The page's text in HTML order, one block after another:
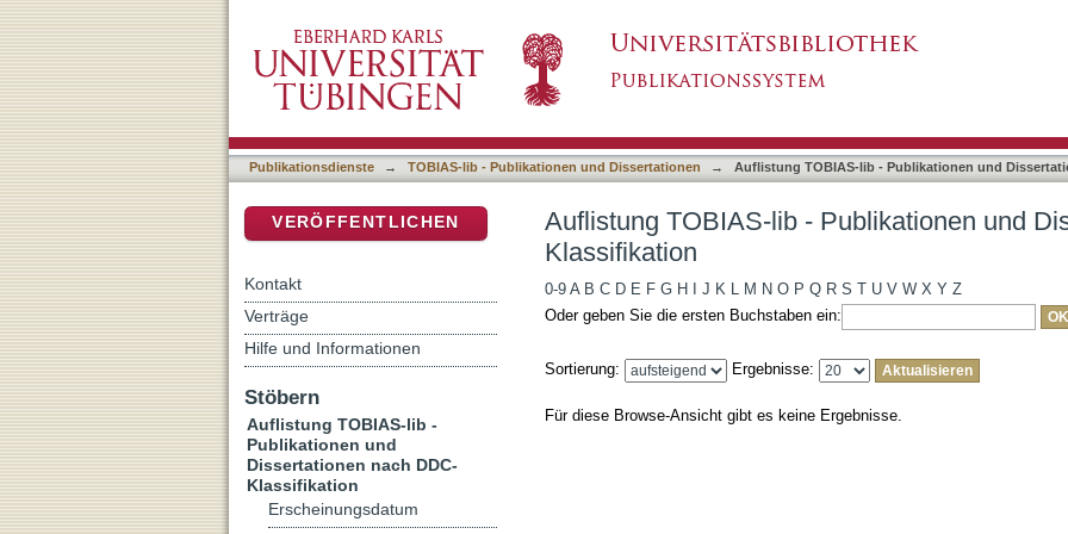
Publikationsdienste → TOBIAS-lib - Publikationen und Dissertationen → Auflistung TOBIAS-lib - Publikationen und
Auflistung TOBIAS-lib - Publikationen und
Klassifikation
0-9 A B C D E F G H J K L M N O P Q R S T U V W X Y Z
Oder geben Sie die ersten Buchstaben ein:
Sortierung: Ergebnisse:
Für diese Browse-Ansicht gibt es keine Ergebnisse.
VERÖFFENTLICHEN
Kontakt
Verträge
Hilfe und Informationen
Stöbern
Auflistung TOBIAS-lib -
Publikationen und
Dissertationen nach DDC-
Klassifikation
Erscheinungsdatum